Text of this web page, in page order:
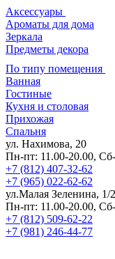
Аксессуары
Ароматы для дома
Зеркала
Предметы декора
По типу помещения
Ванная
Гостиные
Кухня и столовая
Прихожая
Спальня
ул. Нахимова, 20
Пн-пт: 11.00-20.00,
+7 (812) 407-32-62
+7 (965) 022-62-62
ул.Малая Зеленина, 1/
Пн-пт: 11.00-20.00,
+7 (812) 509-62-22
+7 (981) 246-44-77